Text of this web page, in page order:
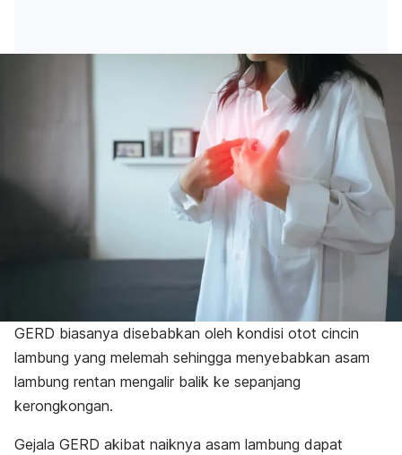
GERD biasanya disebabkan oleh kondisi otot cincin
lambung yang melemah sehingga menyebabkan asam
lambung rentan mengalir balik ke sepanjang
kerongkongan.
Gejala GERD akibat naiknya asam lambung dapat